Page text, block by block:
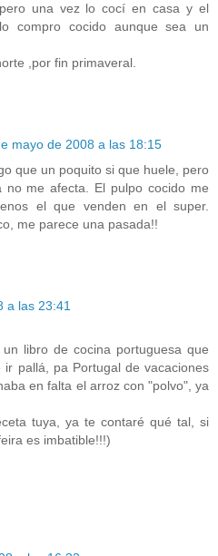
una vez lo cocí en casa y el
compro cocido aunque sea un
,por fin primaveral.
mayo de 2008 a las 18:15
que un poquito si que huele, pero
no me afecta. El pulpo cocido me
el que venden en el super.
me parece una pasada!!
a las 23:41
libro de cocina portuguesa que
pallá, pa Portugal de vacaciones
en falta el arroz con "polvo", ya
tuya, ya te contaré qué tal, si
es imbatible!!!)